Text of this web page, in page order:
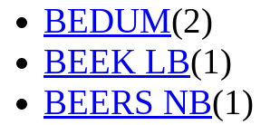
BEDUM(2)
BEEK LB(1)
BEERS NB(1)